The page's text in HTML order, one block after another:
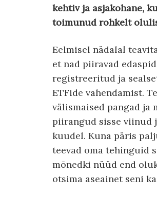
kehtiv ja asjakohane,
toimunud rohkelt
Eelmisel nädalal
et nad piiravad
registreeritud ja
ETFide vahendamist.
välismaised pangad ja
piirangud sisse viinud
kuudel. Kuna päris
teevad oma tehinguid
mõnedki nüüd end
otsima aseainet seni